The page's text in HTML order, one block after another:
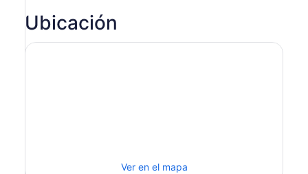
Ubicación
Ver en el mapa